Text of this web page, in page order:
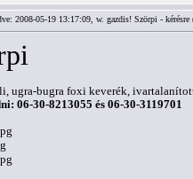
2008-05-19 13:17:09, w. gazdis! Szörpi -
ugra-bugra foxi keverék,
06-30-8213055 és 06-30-3119701